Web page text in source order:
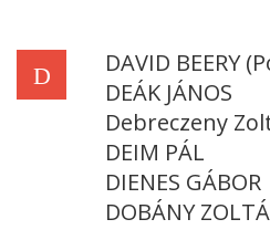
D
DAVID BEERY
DEÁK JÁNOS
Debreczeny
DEIM PÁL
DIENES GÁBOR
DOBÁNY